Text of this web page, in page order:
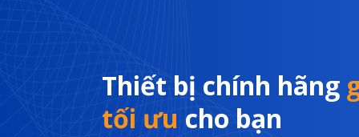
Thiết bị chính hãng
tối ưu cho bạn